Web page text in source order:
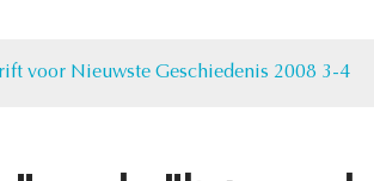
voor Nieuwste Geschiedenis 2008 3-4